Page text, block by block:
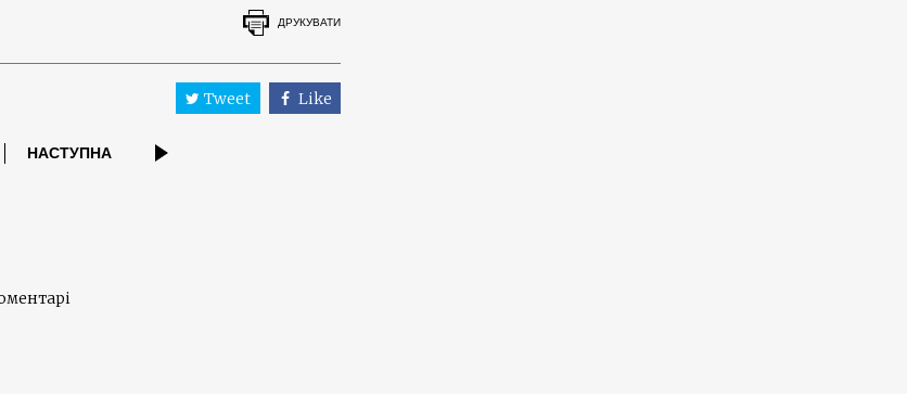
ДРУКУВАТИ
Tweet Like
НАСТУПНА